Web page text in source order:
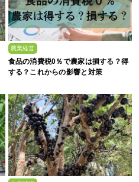
農業経営
食品の消費税0％で農家は損する？得
する？これからの影響と対策